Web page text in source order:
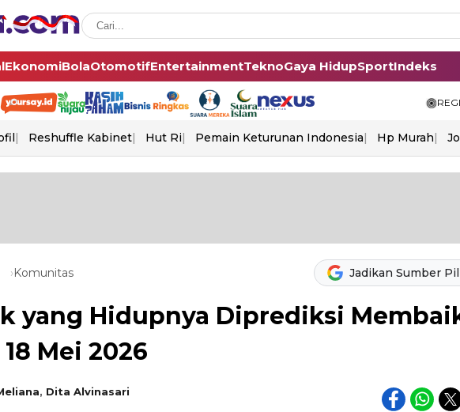
EkonomiBolaOtomotifEntertainmentTeknoGaya HidupSportIndeks
Reshuffle Kabinet Hut Ri Pemain Keturunan Indonesia Hp Murah
Komunitas Jadikan Sumber
yang Hidupnya Diprediksi
Mei 2026
, Dita Alvinasari